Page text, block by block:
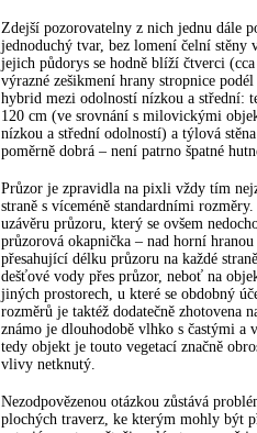
Zdejší pozorovatelny z nich jednu dále
jednoduchý tvar, bez lomení čelní stěny
jejich půdorys se hodně blíží čtverci
výrazné zešikmení hrany stropnice
hybrid mezi odolností nízkou a střední:
120 cm (ve srovnání s milovickými
nízkou a střední odolností) a týlová
poměrně dobrá – není patrno špatné
Průzor je zpravidla na pixli vždy tím
straně s víceméně standardními
uzávěru průzoru, který se ovšem
průzorová okapnička – nad horní
přesahující délku průzoru na každé
dešťové vody přes průzor, neboť na
jiných prostorech, u které se obdobný
rozměrů je taktéž dodatečně zhotovena
známo je dlouhodobě vlhko s častými a
tedy objekt je touto vegetací značně
vlivy netknutý.
Nezodpovězenou otázkou zůstává
plochých traverz, ke kterým mohly být